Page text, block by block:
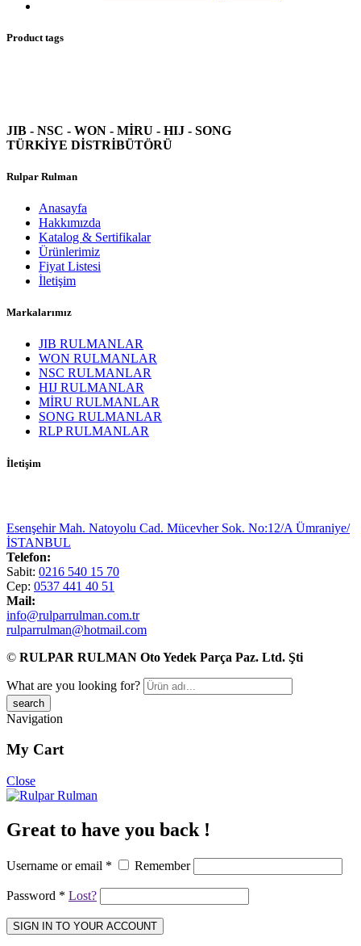
Product tags
JIB - NSC - WON - MİRU - HIJ - SONG
TÜRKİYE DİSTRİBÜTÖRÜ
Rulpar Rulman
Anasayfa
Hakkımızda
Katalog & Sertifikalar
Ürünlerimiz
Fiyat Listesi
İletişim
Markalarımız
JIB RULMANLAR
WON RULMANLAR
NSC RULMANLAR
HIJ RULMANLAR
MİRU RULMANLAR
SONG RULMANLAR
RLP RULMANLAR
İletişim
Esenşehir Mah. Natoyolu Cad. Mücevher Sok. No:12/A Ümraniye/
İSTANBUL
Telefon:
Sabit: 0216 540 15 70
Cep: 0537 441 40 51
Mail:
info@rulparrulman.com.tr
rulparrulman@hotmail.com
© RULPAR RULMAN Oto Yedek Parça Paz. Ltd. Şti
What are you looking for?
Navigation
My Cart
Close
Great to have you back !
Username or email * Remember
Password * Lost?
SIGN IN TO YOUR ACCOUNT